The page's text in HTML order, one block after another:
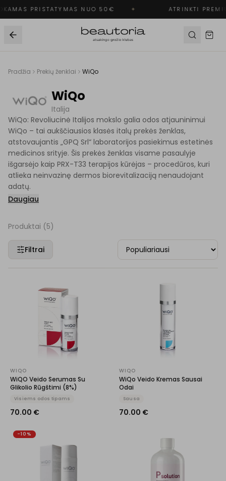
PRISTATYMAS NUO 50€ ✦ ATRINKTI
Pradžia Prekių ženklai WiQo
WiQo
Italija
WiQo: Revoliucinė Italijos mokslo galia odos atjauninimui
WiQo – tai aukščiausios klasės italų prekės ženklas,
atstovaujantis „GPQ Srl“ laboratorijos pasiekimus estetinės
medicinos srityje. Šis prekės ženklas visame pasaulyje
išgarsėjo kaip PRX-T33 terapijos kūrėjas – procedūros, kuri
atlieka neinvazinę dermos biorevitalizaciją nenaudojant
adatų.
Daugiau
Produktai (5)
Filtrai
WIQO
WiQO Veido Serumas Su
Glikolio Rūgštimi (8%)
Visiems odos tipams
70.00 €
WIQO
WiQo Veido Kremas Sausai
Odai
Sausa
70.00 €
-10%